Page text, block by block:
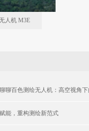
人机 M3E
聊百色测绘无人机：高空视角
能，重构测绘新范式